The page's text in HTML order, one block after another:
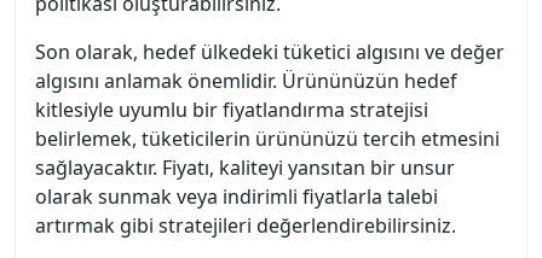
Son olarak, hedef ülkedeki tüketici algısını ve değer
algısını anlamak önemlidir. Ürününüzün hedef
kitlesiyle uyumlu bir fiyatlandırma stratejisi
belirlemek, tüketicilerin ürününüzü tercih etmesini
sağlayacaktır. Fiyatı, kaliteyi yansıtan bir unsur
olarak sunmak veya indirimli fiyatlarla talebi
artırmak gibi stratejileri değerlendirebilirsiniz.